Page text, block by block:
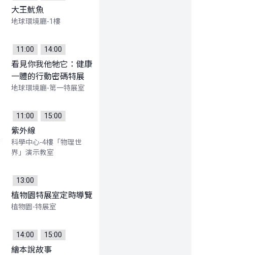
大王魷魚
地球環境廳-1樓
11:00 14:00
看見你我他牠它：健康
一體的行動密碼特展
地球環境廳-第一特展室
11:00 15:00
紫外線
科學中心-4樓「物理世
界」演示教室
13:00
植物園特展室定時導覽
植物園-特展室
14:00 15:00
繪本說故事